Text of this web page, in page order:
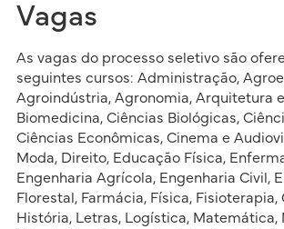
Vagas
As vagas do processo seletivo são
seguintes cursos: Administração,
Agroindústria, Agronomia, Arquitetura
Biomedicina, Ciências Biológicas,
Ciências Econômicas, Cinema e
Moda, Direito, Educação Física,
Engenharia Agrícola, Engenharia Civil,
Florestal, Farmácia, Física, Fisioterapia,
História, Letras, Logística, Matemática,